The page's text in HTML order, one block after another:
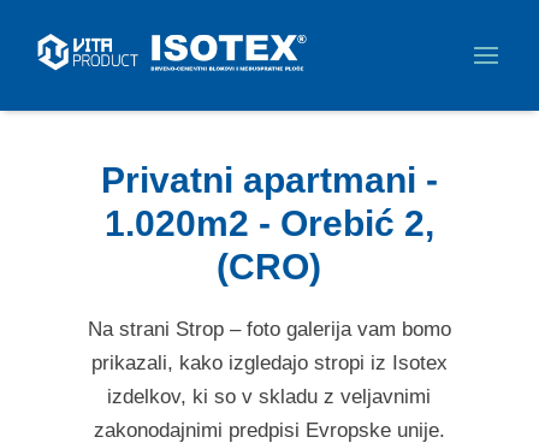
Privatni apartmani -
1.020m2 - Orebić 2,
(CRO)
Na strani Strop – foto galerija vam bomo
prikazali, kako izgledajo stropi iz Isotex
izdelkov, ki so v skladu z veljavnimi
zakonodajnimi predpisi Evropske unije.